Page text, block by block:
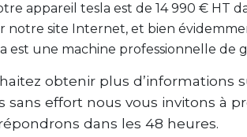
appareil tesla est de 14 990 €HT
notre site Internet, et bien
est une machine professionnelle de
obtenir plus
sans effort nous vous invitons à
dans les 48 heures.